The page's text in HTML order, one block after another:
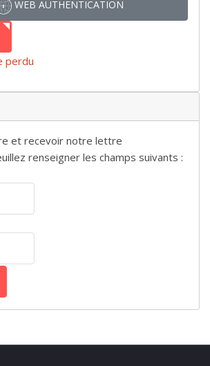
WEB AUTHENTICATION
perdu
et recevoir notre lettre
renseigner les champs suivants :